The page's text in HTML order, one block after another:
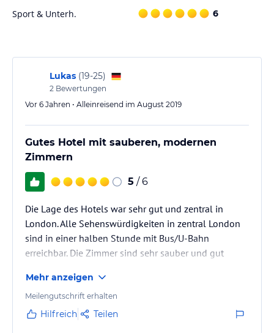
Sport & Unterh. 6
Lukas (19-25)
2 Bewertungen
Vor 6 Jahren • Alleinreisend im August 2019
Gutes Hotel mit sauberen, modernen
Zimmern
5 / 6
Die Lage des Hotels war sehr gut und zentral in
London. Alle Sehenswürdigkeiten in zentral London
sind in einer halben Stunde mit Bus/U-Bahn
erreichbar. Die Zimmer sind sehr sauber und gut
Für eine Erkundungsreise in London ist das Hotel
definitiv weiter zu empfehlen.
Mehr anzeigen
Meilengutschrift erhalten
Hilfreich Teilen